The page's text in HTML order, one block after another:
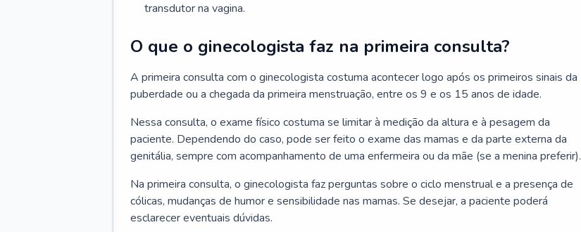
transdutor na vagina.
O que o ginecologista faz na primeira consulta?
A primeira consulta com o ginecologista costuma acontecer logo após os primeiros sinais da
puberdade ou a chegada da primeira menstruação, entre os 9 e os 15 anos de idade.
Nessa consulta, o exame físico costuma se limitar à medição da altura e à pesagem da
paciente. Dependendo do caso, pode ser feito o exame das mamas e da parte externa da
genitália, sempre com acompanhamento de uma enfermeira ou da mãe (se a menina preferir).
Na primeira consulta, o ginecologista faz perguntas sobre o ciclo menstrual e a presença de
cólicas, mudanças de humor e sensibilidade nas mamas. Se desejar, a paciente poderá
esclarecer eventuais dúvidas.